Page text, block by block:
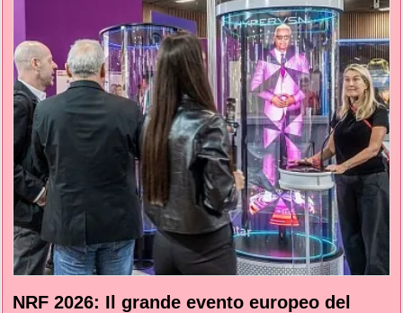
NRF 2026: Il grande evento europeo del